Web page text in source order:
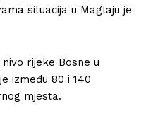
situacija u Maglaju je
rijeke Bosne u
između 80 i 140
mjesta.